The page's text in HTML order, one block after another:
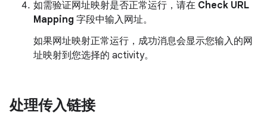
如需验证网址映射是否正常运行，请在 Check URL
Mapping 字段中输入网址。
如果网址映射正常运行，成功消息会显示您输入的网
址映射到您选择的 activity。
处理传入链接